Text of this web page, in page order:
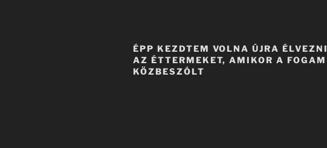
ÉPP KEZDTEM VOLNA ÚJRA ÉLVEZNI
AZ ÉTTERMEKET, AMIKOR A FOGAM
KÖZBESZÓLT